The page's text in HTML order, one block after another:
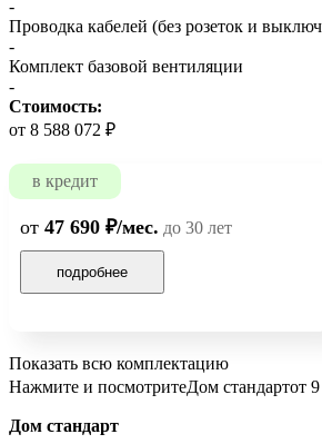
-
Проводка кабелей (без розеток и
-
Комплект базовой вентиляции
-
Стоимость:
от 8 588 072 ₽
в кредит
от 47 690 ₽/мес. до 30 лет
подробнее
Показать всю комплектацию
Нажмите и посмотритеДом стандартот
Дом стандарт